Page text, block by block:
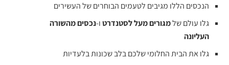
הנכסים הללו מגיבים לטעמים הבוחרים של העשירים
גלו עולם שלמגורים מעל לסטנדרטו-נכסים מהשורה
העליונה
גלו את הבית החלומי שלכם בלב שכונות בלעדיות